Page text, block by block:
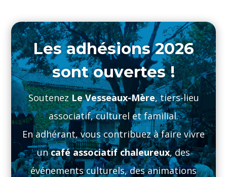
Les adhésions 2026
sont ouvertes !
SoutenezLe Vesseaux-Mère, tiers-lieu
associatif, culturel et familial.
En adhérant, vous contribuez à faire vivre
uncafé associatif chaleureux, des
événements culturels, des animations